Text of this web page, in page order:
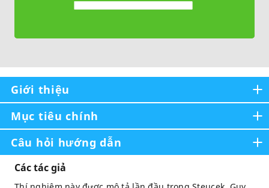
Giới thiệu
Mục tiêu chính
Câu hỏi hướng dẫn
Các tác giả